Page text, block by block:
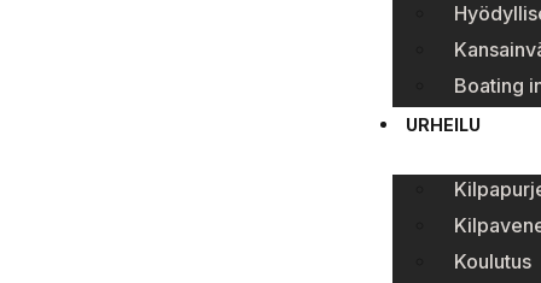
Boating
URHEILU
Koulutus